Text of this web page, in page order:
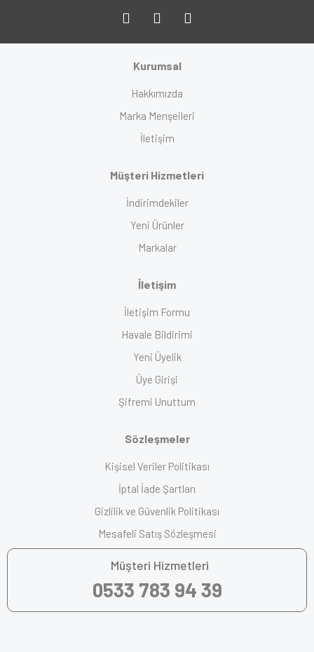
Kurumsal
Hakkımızda
Marka Menşeileri
İletişim
Müşteri Hizmetleri
İndirimdekiler
Yeni Ürünler
Markalar
İletişim
İletişim Formu
Havale Bildirimi
Yeni Üyelik
Üye Girişi
Şifremi Unuttum
Sözleşmeler
Kişisel Veriler Politikası
İptal İade Şartları
Gizlilik ve Güvenlik Politikası
Mesafeli Satış Sözleşmesi
Müşteri Hizmetleri
0533 783 94 39